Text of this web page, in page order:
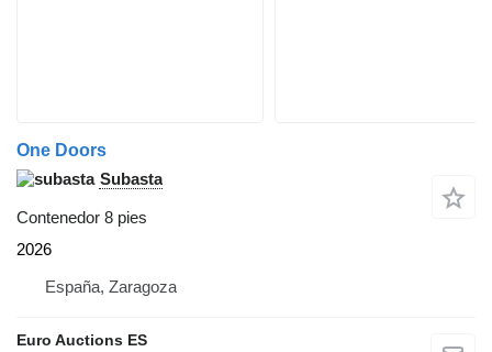
One Doors
Subasta
Contenedor 8 pies
2026
España, Zaragoza
Euro Auctions ES